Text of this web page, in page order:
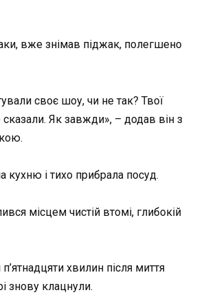
вже знімав піджак, полегшено
своє шоу, чи не так? Твої
сказали. Як завжди», – додав він з
кухню і тихо прибрала посуд.
місцем чистій втомі, глибокій
хвилин після миття
знову клацнули.